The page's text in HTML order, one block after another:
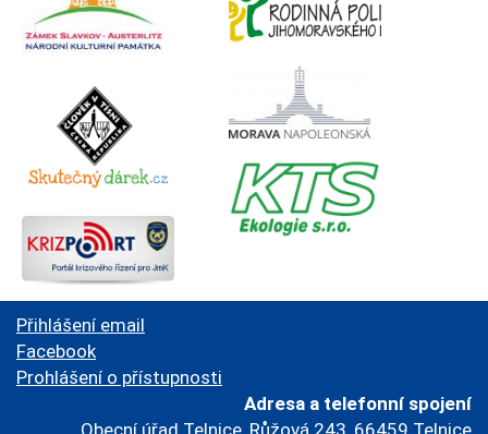
Přihlášení email
Facebook
Prohlášení o přístupnosti
Adresa a telefonní spojení
Obecní úřad Telnice, Růžová 243, 66459 Telnice